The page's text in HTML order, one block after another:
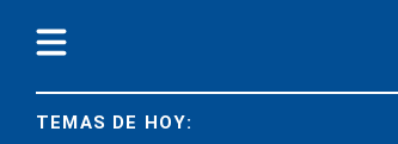
TEMAS DE HOY: